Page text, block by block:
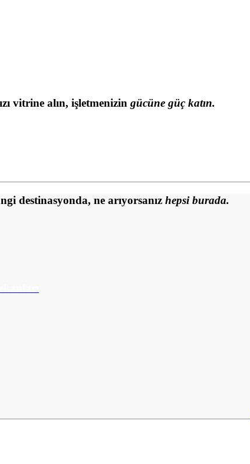
vitrine alın, işletmenizin gücüne güç katın.
destinasyonda, ne arıyorsanız hepsi burada.